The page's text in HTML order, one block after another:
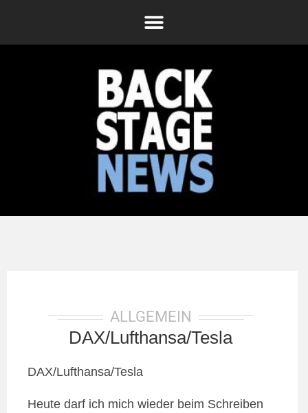
ALLGEMEIN
DAX/Lufthansa/Tesla
DAX/Lufthansa/Tesla
Heute darf ich mich wieder beim Schreiben